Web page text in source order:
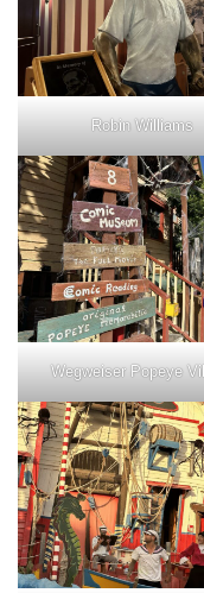
Robin Williams
Wegweiser Popeye